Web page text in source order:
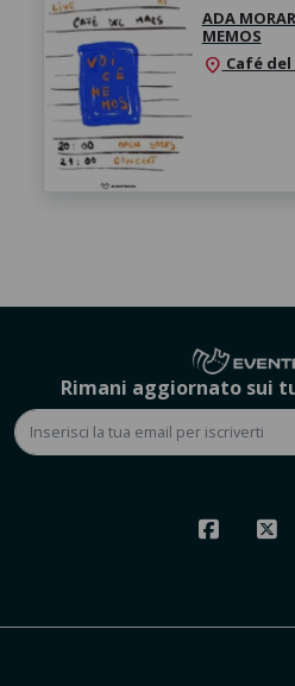
ADA
MEMOS
location_on Café
Rimani aggiornato sui